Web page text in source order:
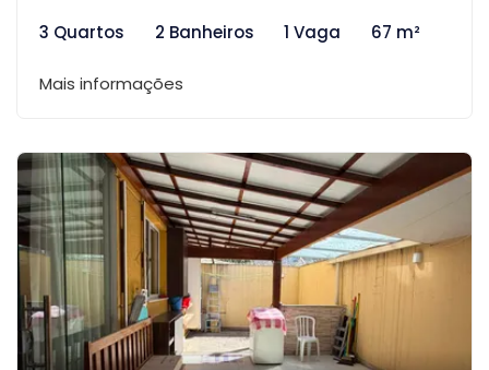
3 Quartos
2 Banheiros 1 Vaga 67 m²
Mais informações